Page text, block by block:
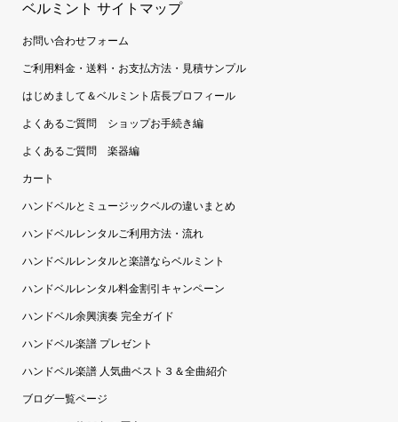
ベルミント サイトマップ
お問い合わせフォーム
ご利用料金・送料・お支払方法・見積サンプル
はじめまして＆ベルミント店長プロフィール
よくあるご質問 ショップお手続き編
よくあるご質問 楽器編
カート
ハンドベルとミュージックベルの違いまとめ
ハンドベルレンタルご利用方法・流れ
ハンドベルレンタルと楽譜ならベルミント
ハンドベルレンタル料金割引キャンペーン
ハンドベル余興演奏 完全ガイド
ハンドベル楽譜 プレゼント
ハンドベル楽譜 人気曲ベスト３＆全曲紹介
ブログ一覧ページ